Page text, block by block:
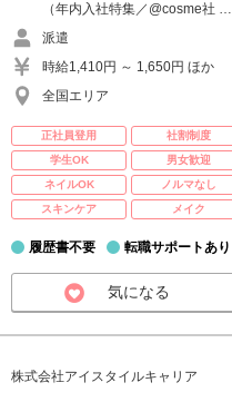
（年内入社特集／@cosme社 …
派遣
時給1,410円 ～ 1,650円 ほか
全国エリア
正社員登用 社割制度
学生OK
男女歓迎
ネイルOK
ノルマなし
スキンケア
メイク
履歴書不要 転職サポートあり
気になる
株式会社アイスタイルキャリア